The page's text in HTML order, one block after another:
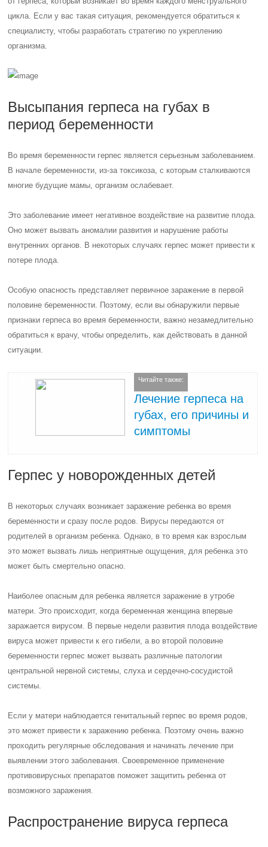
цикла. Если у вас такая ситуация, рекомендуется обратиться к
специалисту, чтобы разработать стратегию по укреплению
организма.
Высыпания герпеса на губах в
период беременности
Во время беременности герпес является серьезным заболеванием.
В начале беременности, из-за токсикоза, с которым сталкиваются
многие будущие мамы, организм ослабевает.
Это заболевание имеет негативное воздействие на развитие плода.
Оно может вызвать аномалии развития и нарушение работы
внутренних органов. В некоторых случаях герпес может привести к
потере плода.
Особую опасность представляет первичное заражение в первой
половине беременности. Поэтому, если вы обнаружили первые
признаки герпеса во время беременности, важно незамедлительно
обратиться к врачу, чтобы определить, как действовать в данной
ситуации.
Читайте также:
Лечение герпеса на
губах, его причины и
симптомы
Герпес у новорожденных детей
В некоторых случаях возникает заражение ребенка во время
беременности и сразу после родов. Вирусы передаются от
родителей в организм ребенка. Однако, в то время как взрослым
это может вызвать лишь неприятные ощущения, для ребенка это
может быть смертельно опасно.
Наиболее опасным для ребенка является заражение в утробе
матери. Это происходит, когда беременная женщина впервые
заражается вирусом. В первые недели развития плода воздействие
вируса может привести к его гибели, а во второй половине
беременности герпес может вызвать различные патологии
центральной нервной системы, слуха и сердечно-сосудистой
системы.
Если у матери наблюдается генитальный герпес во время родов,
это может привести к заражению ребенка. Поэтому очень важно
проходить регулярные обследования и начинать лечение при
выявлении этого заболевания. Своевременное применение
противовирусных препаратов поможет защитить ребенка от
возможного заражения.
Распространение вируса герпеса